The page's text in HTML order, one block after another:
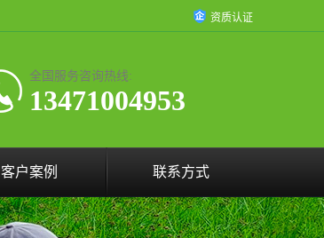
资质认证
全国服务咨询热线:
13471004953
客户案例 联系方式